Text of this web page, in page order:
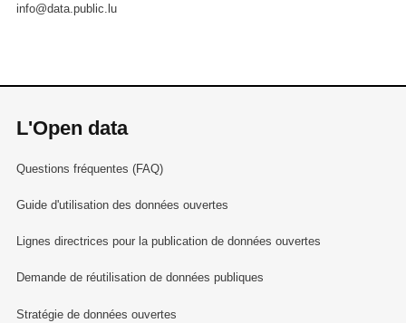
info@data.public.lu
L'Open data
Questions fréquentes (FAQ)
Guide d'utilisation des données ouvertes
Lignes directrices pour la publication de données ouvertes
Demande de réutilisation de données publiques
Stratégie de données ouvertes